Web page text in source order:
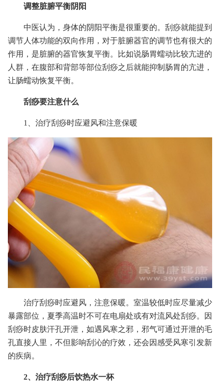
调整脏腑平衡阴阳
中医认为，身体的阴阳平衡是很重要的。刮痧就能提到
调节人体功能的双向作用，对于脏腑器官的调节也有很大的
作用，是脏腑的器官恢复平衡。比如说肠胃蠕动比较亢进的
人群，在腹部和背部等部位刮痧之后就能抑制肠胃的亢进，
让肠蠕动恢复平衡。
刮痧要注意什么
1、治疗刮痧时应避风和注意保暖
治疗刮痧时应避风，注意保暖。室温较低时应尽量减少
暴露部位，夏季高温时不可在电扇处或有对流风处刮痧。因
刮痧时皮肤汗孔开泄，如遇风寒之邪，邪气可通过开泄的毛
孔直接人里，不但影响刮沁的疗效，还会因感受风寒引发新
的疾病。
2、治疗刮痧后饮热水一杯